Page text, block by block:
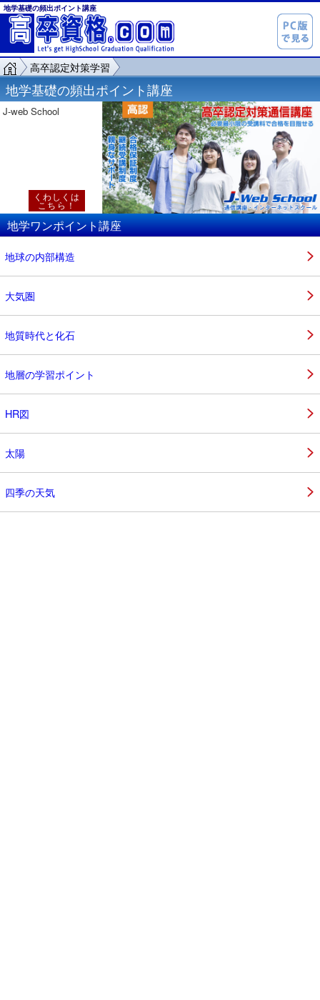
地学基礎の頻出ポイント講座
高卒認定対策学習
地学基礎の頻出ポイント講座
J-web School
くわしくは
こちら！
地学ワンポイント講座
地球の内部構造
大気圏
地質時代と化石
地層の学習ポイント
HR図
太陽
四季の天気